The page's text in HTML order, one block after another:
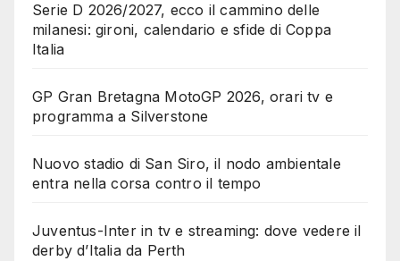
Serie D 2026/2027, ecco il cammino delle
milanesi: gironi, calendario e sfide di Coppa
Italia
GP Gran Bretagna MotoGP 2026, orari tv e
programma a Silverstone
Nuovo stadio di San Siro, il nodo ambientale
entra nella corsa contro il tempo
Juventus-Inter in tv e streaming: dove vedere il
derby d’Italia da Perth